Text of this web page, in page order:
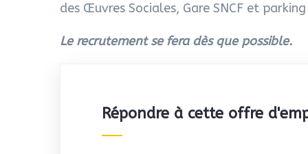
des Œuvres Sociales, Gare SNCF et
Le recrutement se fera dès que possible.
Répondre à cette offre